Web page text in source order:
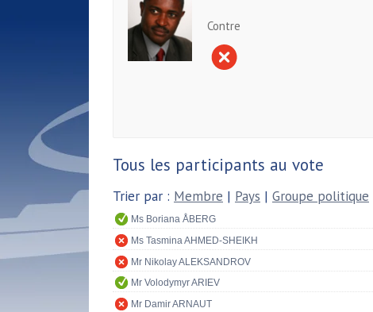
Contre
Tous les participants au vote
Trier par : Membre | Pays | Groupe politique
Ms Boriana ÅBERG
Ms Tasmina AHMED-SHEIKH
Mr Nikolay ALEKSANDROV
Mr Volodymyr ARIEV
Mr Damir ARNAUT